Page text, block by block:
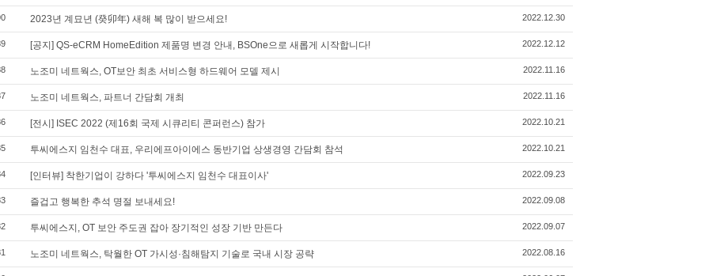
2023년 계묘년 (癸卯年) 새해 복 많이 받으세요! 2022.12.30
[공지] QS-eCRM HomeEdition 제품명 변경 안내, BSOne으로 새롭게 시작합니다! 2022.12.12
노조미 네트웍스, OT보안 최초 서비스형 하드웨어 모델 제시 2022.11.16
노조미 네트웍스, 파트너 간담회 개최 2022.11.16
[전시] ISEC 2022 (제16회 국제 시큐리티 콘퍼런스) 참가 2022.10.21
투씨에스지 임천수 대표, 우리에프아이에스 동반기업 상생경영 간담회 참석 2022.10.21
[인터뷰] 착한기업이 강하다 '투씨에스지 임천수 대표이사' 2022.09.23
즐겁고 행복한 추석 명절 보내세요! 2022.09.08
투씨에스지, OT 보안 주도권 잡아 장기적인 성장 기반 만든다 2022.09.07
노조미 네트웍스, 탁월한 OT 가시성·침해탐지 기술로 국내 시장 공략 2022.08.16